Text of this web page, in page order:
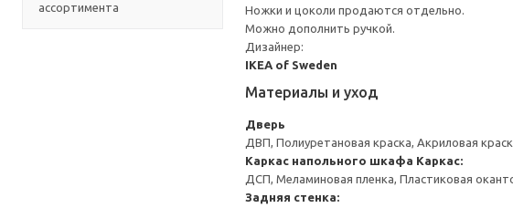
ассортимента
Ножки и цоколи продаются отдельно.
Можно дополнить ручкой.
Дизайнер:
IKEA of Sweden
Материалы и уход
Дверь
ДВП, Полиуретановая краска, Акриловая
Каркас напольного шкафа Каркас:
ДСП, Меламиновая пленка, Пластиковая
Задняя стенка: